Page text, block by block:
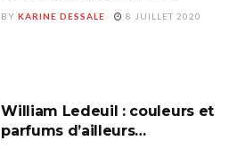
BY KARINE DESSALE 8 JUILLET 2020
William Ledeuil : couleurs et
parfums d’ailleurs…